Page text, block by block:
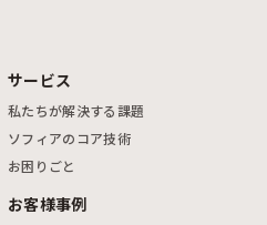
サービス
私たちが解決する課題
ソフィアのコア技術
お困りごと
お客様事例